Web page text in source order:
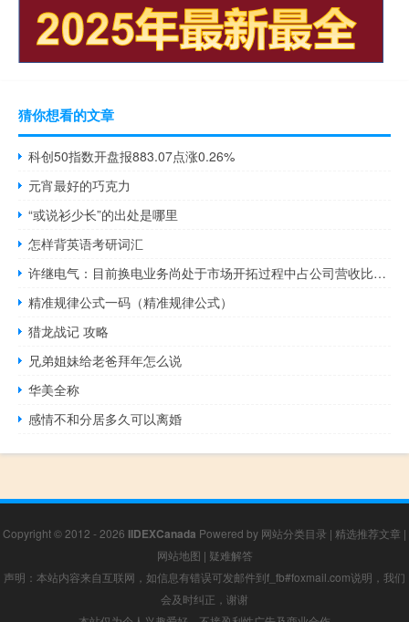
猜你想看的文章
科创50指数开盘报883.07点涨0.26%
元宵最好的巧克力
“或说衫少长”的出处是哪里
怎样背英语考研词汇
许继电气：目前换电业务尚处于市场开拓过程中占公司营收比重不大
精准规律公式一码（精准规律公式）
猎龙战记 攻略
兄弟姐妹给老爸拜年怎么说
华美全称
感情不和分居多久可以离婚
Copyright © 2012 - 2026 IIDEXCanada Powered by 网站分类目录 | 精选推荐文章 |
网站地图 | 疑难解答
声明：本站内容来自互联网，如信息有错误可发邮件到f_fb#foxmail.com说明，我们
会及时纠正，谢谢